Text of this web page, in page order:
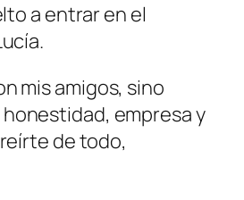
a entrar en el
mis amigos, sino
empresa y
de todo,